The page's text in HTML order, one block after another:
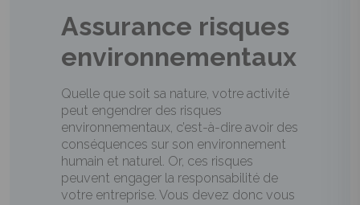
Assurance risques
environnementaux
Quelle que soit sa nature, votre activité
peut engendrer des risques
environnementaux, c’est-à-dire avoir des
conséquences sur son environnement
humain et naturel. Or, ces risques
peuvent engager la responsabilité de
votre entreprise. Vous devez donc vous